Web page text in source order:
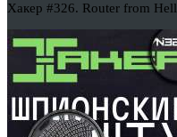
Хакер #326. Router from Hell